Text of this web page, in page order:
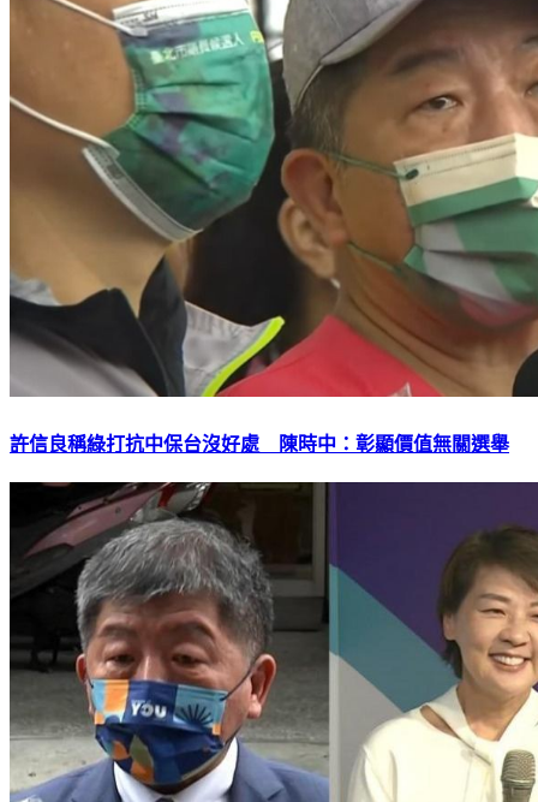
許信良稱綠打抗中保台沒好處 陳時中：彰顯價值無關選舉